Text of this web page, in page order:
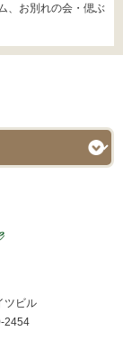
、お別れの会・偲ぶ
ツビル
2454